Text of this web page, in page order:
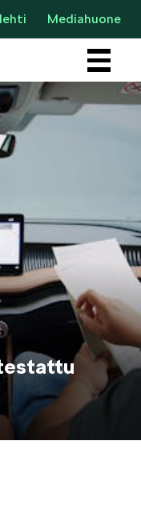
Mediahuone
UUTTA